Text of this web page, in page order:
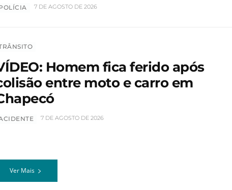
7 DE AGOSTO DE 2026
Homem fica ferido após
entre moto e carro em
7 DE AGOSTO DE 2026
Ver Mais